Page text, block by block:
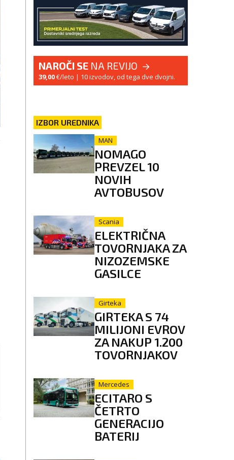
NAROČI SE NA REVIJO
39,00€/leto | 10 izvodov, od tega dve dvojni.
IZBOR UREDNIKA
MAN
NOMAGO
PREVZEL 10
NOVIH
AVTOBUSOV
Scania
ELEKTRIČNA
TOVORNJAKA ZA
NIZOZEMSKE
GASILCE
Girteka
GIRTEKA S 74
MILIJONI EVROV
ZA NAKUP 1.200
TOVORNJAKOV
Mercedes
ECITARO S
ČETRTO
GENERACIJO
BATERIJ